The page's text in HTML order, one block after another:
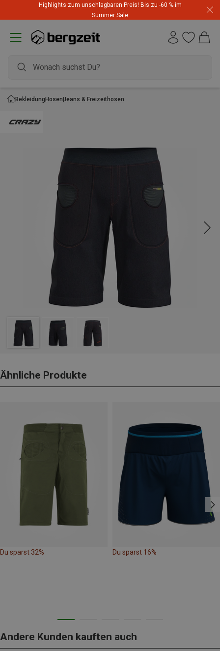
Highlights zum unschlagbaren Preis! Bis zu -60 % im
Summer Sale
BekleidungHosenJeans & Freizeithosen
Ähnliche Produkte
Du sparst 32% Du sparst 16%
Andere Kunden kauften auch